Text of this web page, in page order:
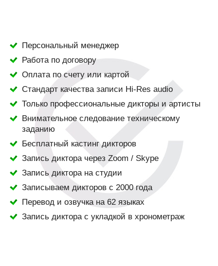
Персональный менеджер
Работа по договору
Оплата по счету или картой
Стандарт качества записи Hi-Res audio
Только профессиональные дикторы и артисты
Внимательное следование техническому
заданию
Бесплатный кастинг дикторов
Запись диктора через Zoom / Skype
Запись диктора на студии
Записываем дикторов с 2000 года
Перевод и озвучка на 62 языках
Запись диктора с укладкой в хронометраж